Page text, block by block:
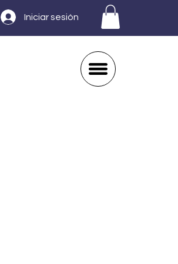
Iniciar sesión